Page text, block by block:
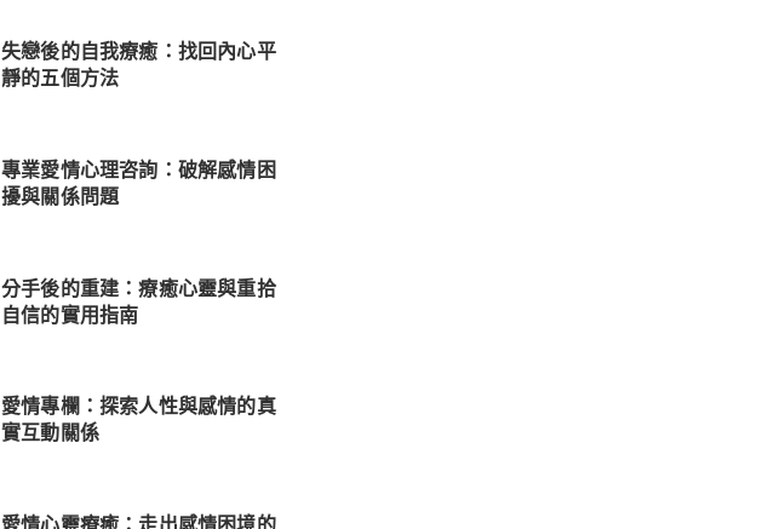
失戀後的自我療癒：找回內心平
靜的五個方法
專業愛情心理咨詢：破解感情困
擾與關係問題
分手後的重建：療癒心靈與重拾
自信的實用指南
愛情專欄：探索人性與感情的真
實互動關係